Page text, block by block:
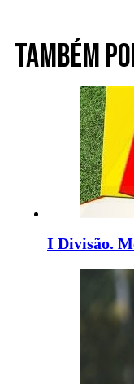
Também
I Divisão.